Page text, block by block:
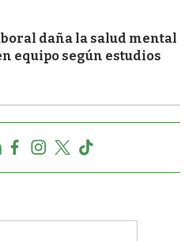
daña la salud mental
equipo según estudios